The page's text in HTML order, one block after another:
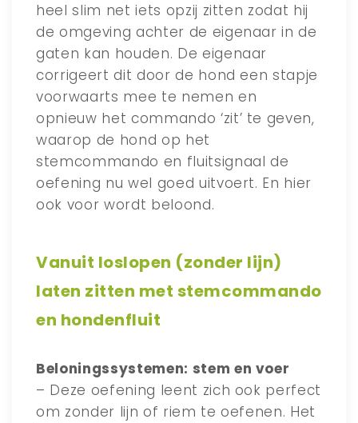
heel slim net iets opzij zitten zodat hij
de omgeving achter de eigenaar in de
gaten kan houden. De eigenaar
corrigeert dit door de hond een stapje
voorwaarts mee te nemen en
opnieuw het commando ‘zit’ te geven,
waarop de hond op het
stemcommando en fluitsignaal de
oefening nu wel goed uitvoert. En hier
ook voor wordt beloond.
Vanuit loslopen (zonder lijn)
laten zitten met stemcommando
en hondenfluit
Beloningssystemen: stem en voer
– Deze oefening leent zich ook perfect
om zonder lijn of riem te oefenen. Het